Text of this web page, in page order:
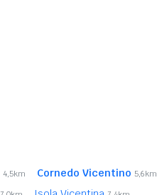
4,5km Cornedo Vicentino 5,6km